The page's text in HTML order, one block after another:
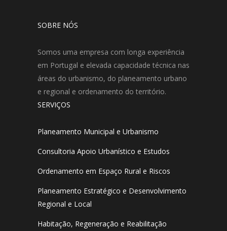
SOBRE NÓS
Somos uma empresa com longa experiência
em Portugal e elevada capacidade técnica nas
áreas do urbanismo, do planeamento urbano
e regional e ordenamento do território.
SERVIÇOS
Planeamento Municipal e Urbanismo
Consultoria Apoio Urbanístico e Estudos
Ordenamento em Espaço Rural e Riscos
Planeamento Estratégico e Desenvolvimento
Regional e Local
Habitação, Regeneração e Reabilitação